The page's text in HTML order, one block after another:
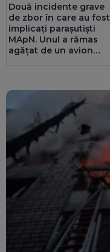
Două incidente grave
de zbor în care au fost
implicați parașutiști
MApN. Unul a rămas
agățat de un avion